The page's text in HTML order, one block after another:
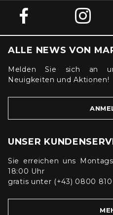
ALLE NEWS VON
Melden Sie sich an
Neuigkeiten und Aktionen!
UNSER
Sie erreichen uns
18:00 Uhr
gratis unter (+43) 0800 810